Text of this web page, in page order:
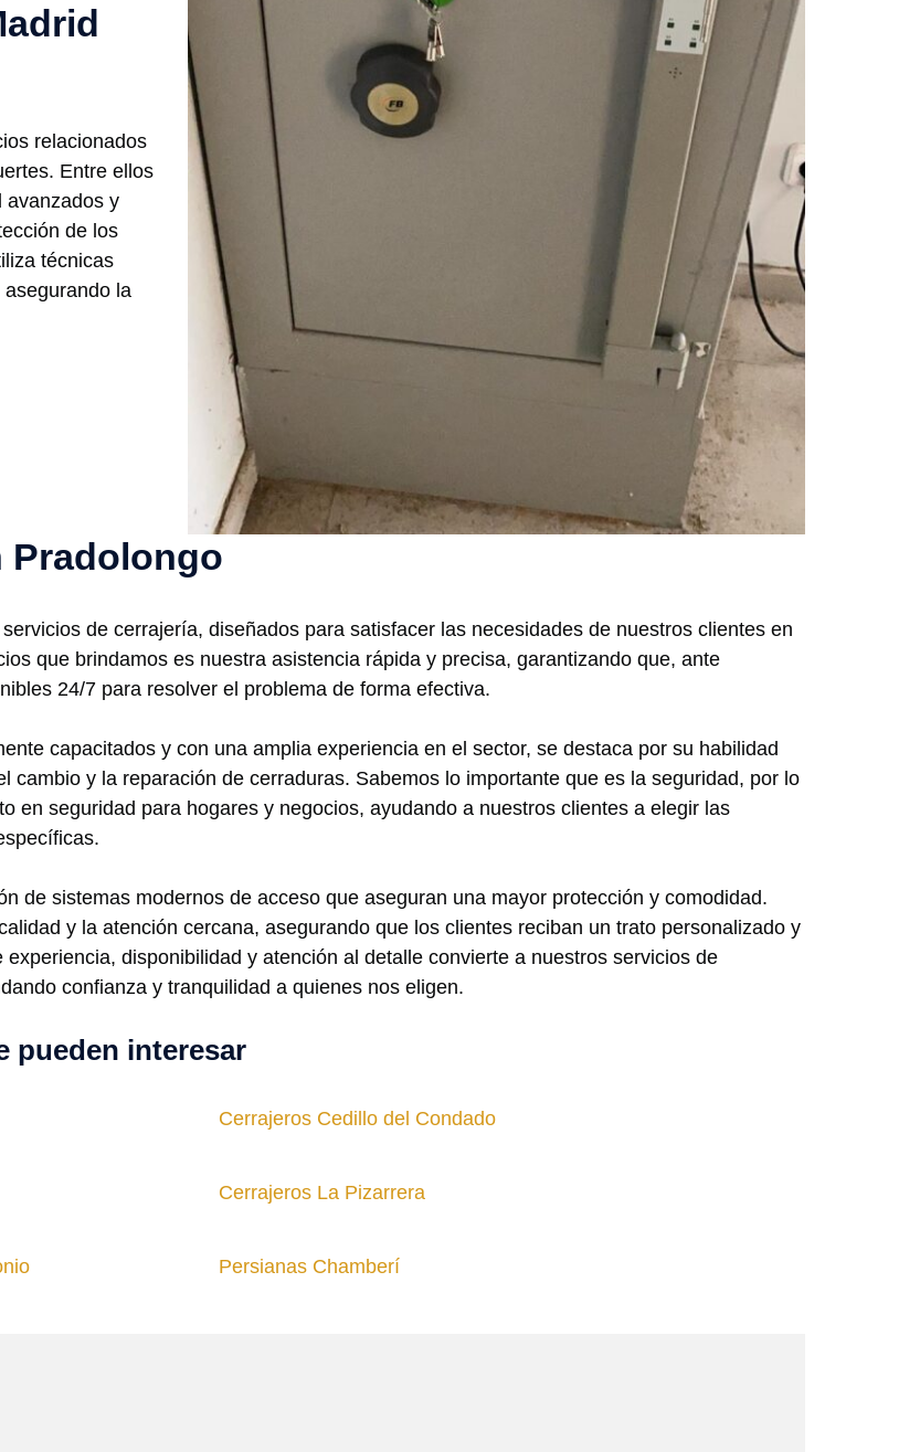
relacionados
Entre ellos
avanzados y
de los
técnicas
la
Pradolongo
de cerrajería, diseñados para satisfacer las necesidades de nuestros clientes en
que brindamos es nuestra asistencia rápida y precisa, garantizando que, ante
24/7 para resolver el problema de forma efectiva.
capacitados y con una amplia experiencia en el sector, se destaca por su habilidad
cambio y la reparación de cerraduras. Sabemos lo importante que es la seguridad, por lo
en seguridad para hogares y negocios, ayudando a nuestros clientes a elegir las
de sistemas modernos de acceso que aseguran una mayor protección y comodidad.
y la atención cercana, asegurando que los clientes reciban un trato personalizado y
disponibilidad y atención al detalle convierte a nuestros servicios de
confianza y tranquilidad a quienes nos eligen.
pueden interesar
Cerrajeros Cedillo del Condado
Cerrajeros La Pizarrera
Persianas Chamberí